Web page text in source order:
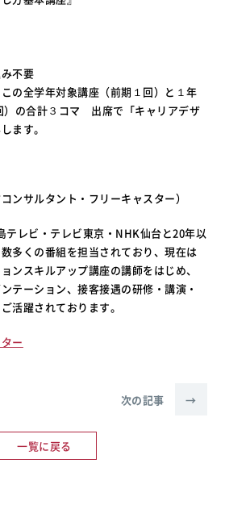
不要
の全学年対象講座（前期１回）と１年
）の合計３コマ 出席で「キャリアデザ
ます。
ンサルタント・フリーキャスター）
テレビ・テレビ東京・NHK仙台と20年以
多くの番組を担当されており、現在は
ンスキルアップ講座の講師をはじめ、
テーション、接客接遇の研修・講演・
活躍されております。
ー
一覧に戻る
次の記事 →